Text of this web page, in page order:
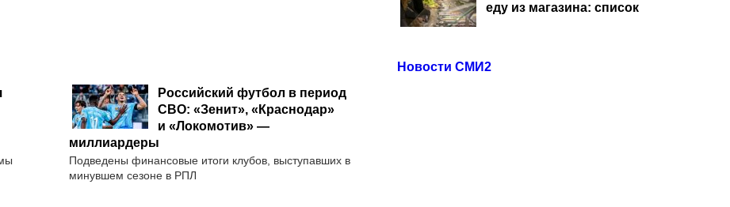
Российский футбол в период
СВО: «Зенит», «Краснодар»
и «Локомотив» —
миллиардеры
Подведены финансовые итоги клубов, выступавших в
минувшем сезоне в РПЛ
еду из магазина: список
Новости СМИ2